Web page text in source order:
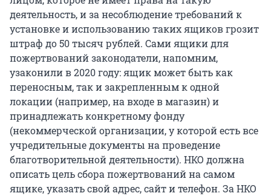
деятельность, и за несоблюдение требований к
установке и использованию таких ящиков грозит
штраф до 50 тысяч рублей. Сами ящики для
пожертвований законодатели, напомним,
узаконили в 2020 году: ящик может быть как
переносным, так и закрепленным к одной
локации (например, на входе в магазин) и
принадлежать конкретному фонду
(некоммерческой организации, у которой есть все
учредительные документы на проведение
благотворительной деятельности). НКО должна
описать цель сбора пожертвований на самом
ящике, указать свой адрес, сайт и телефон. За НКО